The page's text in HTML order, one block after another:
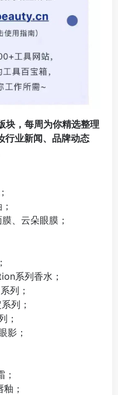
块，每周为你精选整理
行业新闻、品牌动态
、云朵眼膜；
系列香水；
列；
列；
；
影；
；